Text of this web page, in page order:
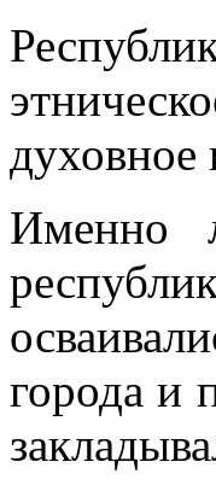
духовное
Именно
города и